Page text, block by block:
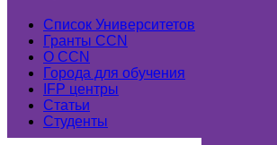
Список Университетов
Гранты ССN
О ССN
Города для обучения
IFP центры
Статьи
Студенты